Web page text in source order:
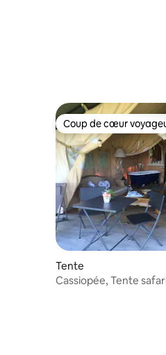
Coup de cœur
Coup de cœur
Tente
Cassiopée, Tente